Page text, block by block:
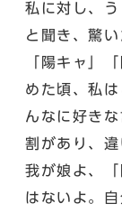
私に対し、
と聞き、驚
「陽キャ」
めた頃、私
んなに好き
割があり、
我が娘よ、
はないよ。